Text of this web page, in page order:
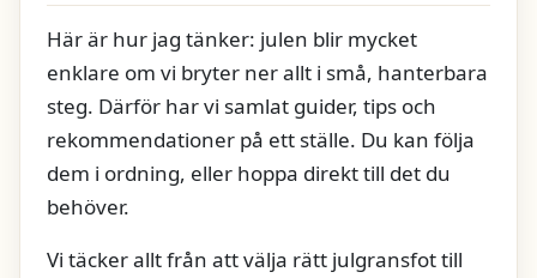
Här är hur jag tänker: julen blir mycket
enklare om vi bryter ner allt i små, hanterbara
steg. Därför har vi samlat guider, tips och
rekommendationer på ett ställe. Du kan följa
dem i ordning, eller hoppa direkt till det du
behöver.
Vi täcker allt från att välja rätt julgransfot till